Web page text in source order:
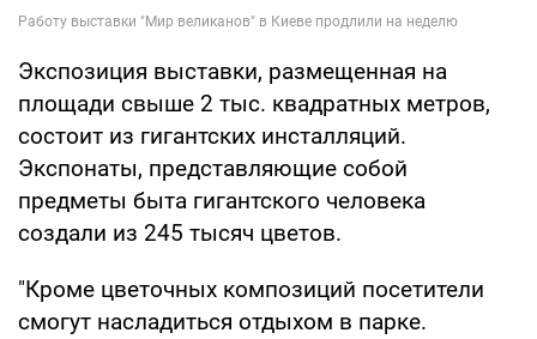
Экспозиция выставки, размещенная на
площади свыше 2 тыс. квадратных метров,
состоит из гигантских инсталляций.
Экспонаты, представляющие собой
предметы быта гигантского человека
создали из 245 тысяч цветов.
"Кроме цветочных композиций посетители
смогут насладиться отдыхом в парке.